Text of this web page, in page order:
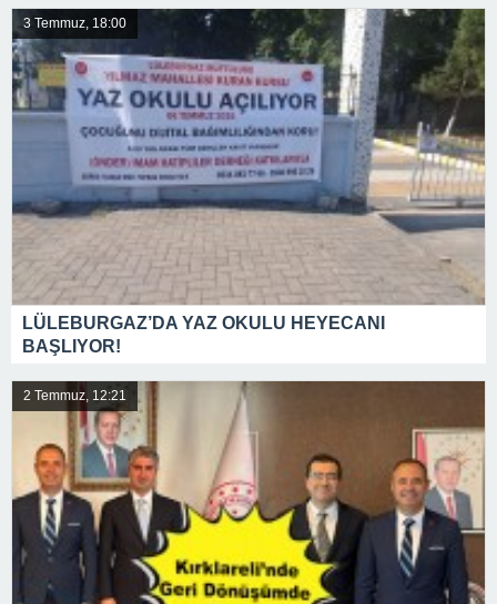
3 Temmuz, 18:00
LÜLEBURGAZ’DA YAZ OKULU HEYECANI
BAŞLIYOR!
2 Temmuz, 12:21